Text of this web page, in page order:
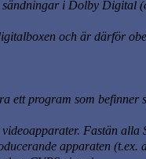
sändningar i Dolby Digital
och är därför
ett program som
Fastän
apparaten